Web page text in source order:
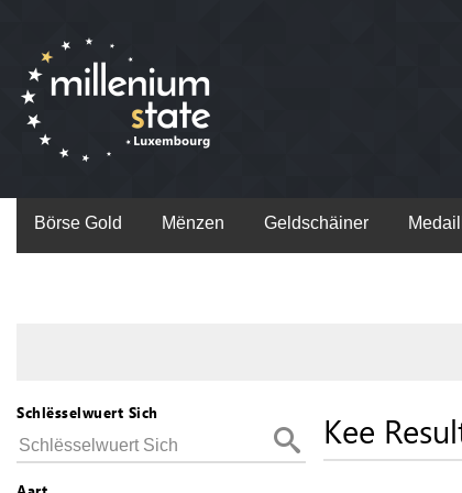
Börse Gold Mënzen Geldschäiner
Schlësselwuert Sich Kee